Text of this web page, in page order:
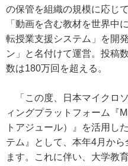
の保管を組織の規模に応じ
「動画を含む教材を世界中
転授業支援システム」を開
ン」と名付けて運営。投稿
数は180万回を超える。
「この度、日本マイクロ
ィングプラットフォーム『
トアジュール）』を活用し
テム』として、本年4月か
ます。これに伴い、大学教